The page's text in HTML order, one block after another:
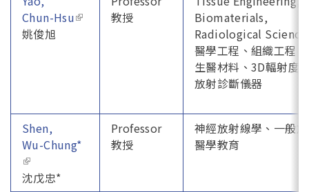
Chun-Hsu(link is external)
姚俊旭
教授
Biomaterials,
Radiological Science
醫學工程、組織工程
生醫材料、3D輻射度
放射診斷儀器
Shen,
Wu-Chung*
(link is external)
沈戊忠*
Professor
教授
神經放射線學、一般
醫學教育